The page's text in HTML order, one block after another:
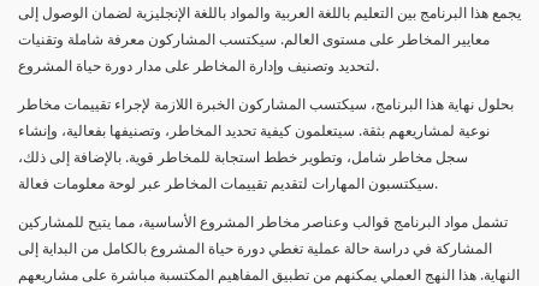
يجمع هذا البرنامج بين التعليم باللغة العربية والمواد باللغة الإنجليزية لضمان الوصول إلى
معايير المخاطر على مستوى العالم. سيكتسب المشاركون معرفة شاملة وتقنيات
لتحديد وتصنيف وإدارة المخاطر على مدار دورة حياة المشروع.
بحلول نهاية هذا البرنامج، سيكتسب المشاركون الخبرة اللازمة لإجراء تقييمات مخاطر
نوعية لمشاريعهم بثقة. سيتعلمون كيفية تحديد المخاطر، وتصنيفها بفعالية، وإنشاء
سجل مخاطر شامل، وتطوير خطط استجابة للمخاطر قوية. بالإضافة إلى ذلك،
سيكتسبون المهارات لتقديم تقييمات المخاطر عبر لوحة معلومات فعالة.
تشمل مواد البرنامج قوالب وعناصر مخاطر المشروع الأساسية، مما يتيح للمشاركين
المشاركة في دراسة حالة عملية تغطي دورة حياة المشروع بالكامل من البداية إلى
النهاية. هذا النهج العملي يمكنهم من تطبيق المفاهيم المكتسبة مباشرة على مشاريعهم